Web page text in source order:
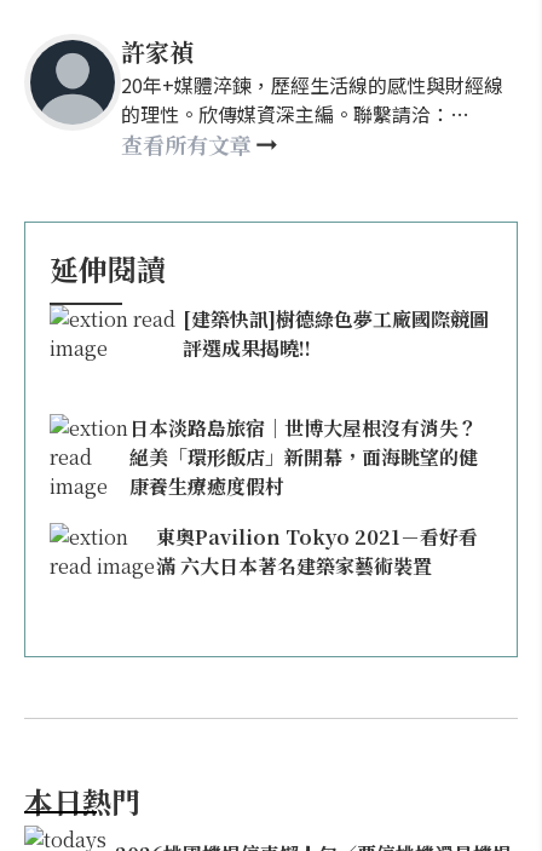
許家禎
20年+媒體淬鍊，歷經生活線的感性與財經線
的理性。欣傳媒資深主編。聯繫請洽：
nellyhsu@xinmedia.com
查看所有文章
延伸閱讀
[建築快訊]樹德綠色夢工廠國際競圖
評選成果揭曉!!
日本淡路島旅宿｜世博大屋根沒有消失？
絕美「環形飯店」新開幕，面海眺望的健
康養生療癒度假村
東奧Pavilion Tokyo 2021－看好看
滿 六大日本著名建築家藝術裝置
本日熱門